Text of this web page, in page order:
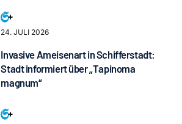
24. JULI 2026
Invasive Ameisenart in Schifferstadt:
Stadt informiert über „Tapinoma
magnum“